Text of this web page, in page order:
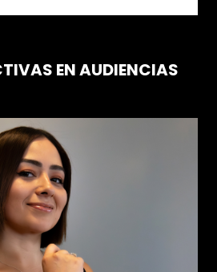
EN AUDIENCIAS